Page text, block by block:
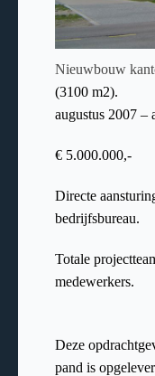
Nieuwbouw
(3100 m2).
augustus 2007 –
€ 5.000.000,-
Directe
bedrijfsbureau.
Totale
medewerkers.
Deze
pand is